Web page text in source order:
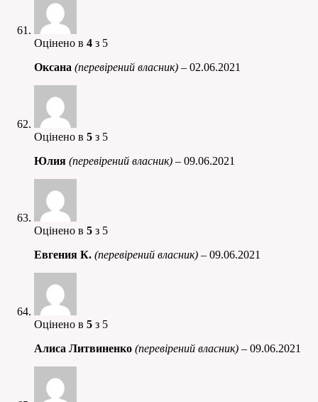
Оцінено в 4 з 5
Оксана (перевірений власник) – 02.06.2021
Оцінено в 5 з 5
Юлия (перевірений власник) – 09.06.2021
Оцінено в 5 з 5
Евгения К. (перевірений власник) – 09.06.2021
Оцінено в 5 з 5
Алиса Литвиненко (перевірений власник) – 09.06.2021